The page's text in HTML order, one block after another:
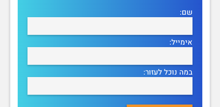
שם:
אימייל:
במה נוכל לעזור: